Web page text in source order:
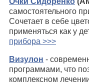
самостоятельного
Сочетает в себе
применяться как у
прибора >>>
Визулон -
программами, что
комплексном